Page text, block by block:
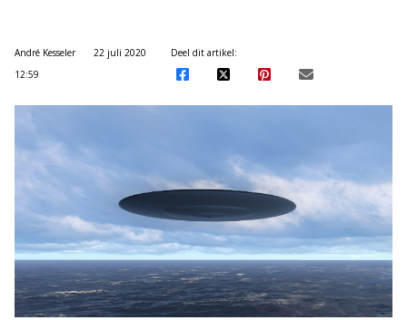
André Kesseler
22 juli 2020
12:59
Deel dit artikel: